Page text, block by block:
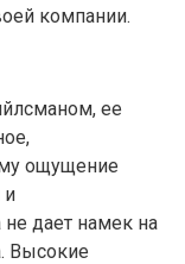
компании.
ее
ощущение
и
дает намек на
Высокие